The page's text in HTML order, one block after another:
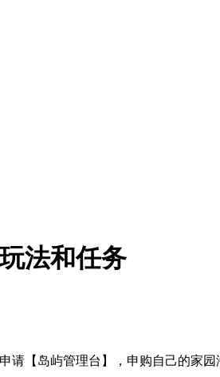
法和任务
请【岛屿管理台】，申购自己的家园